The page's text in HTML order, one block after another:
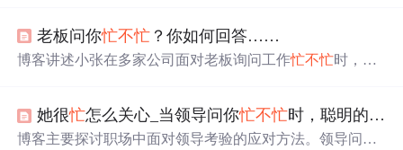
老板问你忙不忙 ？你如何回答……
博客讲述小张在多家公司面对老板询问工作忙不忙时，给
离，讨好老板也难获认可的现实。
她很忙怎么关心_当领导问你忙不忙时，聪明的人都是这样回答的
博客主要探讨职场中面对领导考验的应对方法。领导问 忙